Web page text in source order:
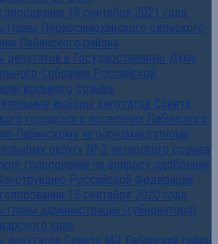
19 сентября 2021 года
главы Первосинюхинского сельского
Лабинского района
депутатов в Государственную Думу
Собрания Российской
восьмого созыва
выборы депутатов Совета
городского поселения Лабинского
Лабинскому четырехмандатному
округу № 3 четвертого созыва
голосование по вопросу одобрения
Российской Федерации
13 сентября 2020 года
администрации (губернатора)
края
депутатов Совета МО Лабинский район